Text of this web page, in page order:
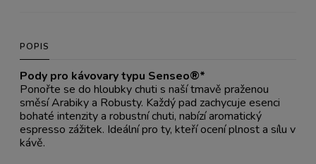
POPIS
Pody pro kávovary typu Senseo®*
Ponořte se do hloubky chuti s naší tmavě praženou
směsí Arabiky a Robusty. Každý pad zachycuje esenci
bohaté intenzity a robustní chuti, nabízí aromatický
espresso zážitek. Ideální pro ty, kteří ocení plnost a sílu v
kávě.